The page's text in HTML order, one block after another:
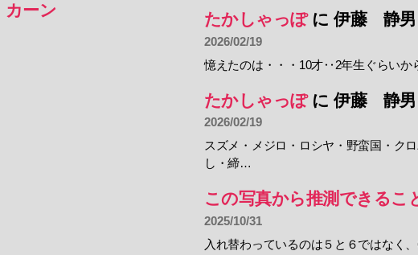
カーン たかしゃっぽに伊藤 静男
2026/02/19
憶えたのは・・・10才‥2年生ぐらいか
たかしゃっぽに伊藤 静男
2026/02/19
スズメ・メジロ・ロシヤ・野蛮国・ク
し・締…
この写真から推測できるこ
2025/10/31
入れ替わっているのは５と６ではなく